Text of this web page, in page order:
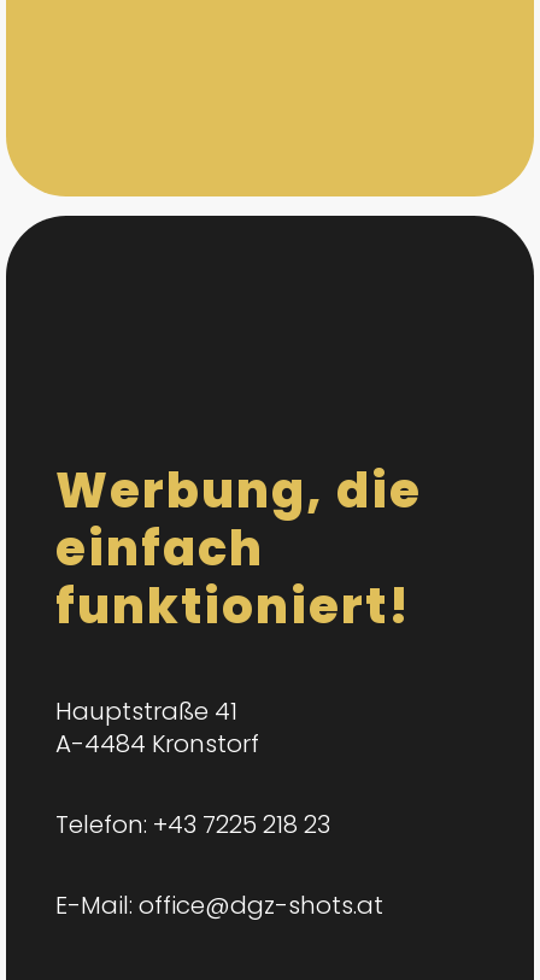
Werbung, die
einfach
funktioniert!
Hauptstraße 41
A-4484 Kronstorf
Telefon: +43 7225 218 23
E-Mail: office@dgz-shots.at